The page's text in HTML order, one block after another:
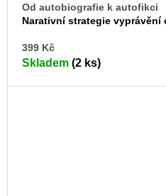
Od autobiografie k autofikci
Narativní strategie vyprávění
399 Kč
Skladem (2 ks)